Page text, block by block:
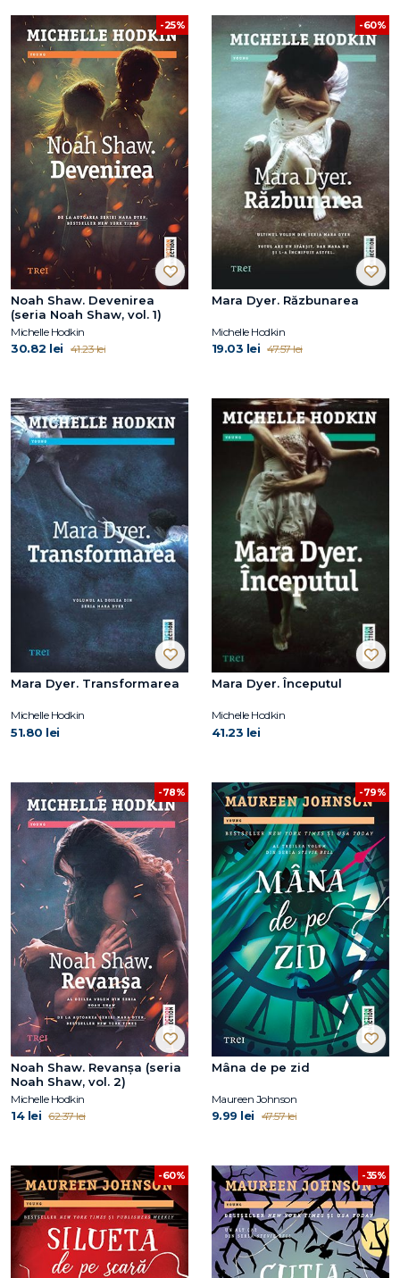
-25%
Noah Shaw. Devenirea
(seria Noah Shaw, vol. 1)
Michelle Hodkin
30.82 lei 41.23 lei
-60%
Mara Dyer. Răzbunarea
Michelle Hodkin
19.03 lei 47.57 lei
Mara Dyer. Transformarea
Michelle Hodkin
51.80 lei
Mara Dyer. Începutul
Michelle Hodkin
41.23 lei
-78%
Noah Shaw. Revanșa (seria
Noah Shaw, vol. 2)
Michelle Hodkin
14 lei 62.37 lei
-79%
Mâna de pe zid
Maureen Johnson
9.99 lei 47.57 lei
-60% -35%